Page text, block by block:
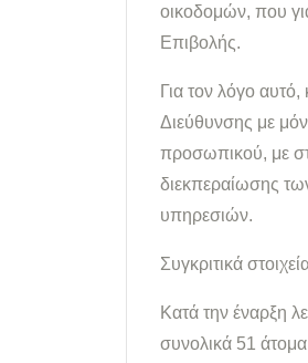
οικοδομών, που
Επιβολής.
Για τον λόγο
Διεύθυνσης με
προσωπικού, με
διεκπεραίωσης
υπηρεσιών.
Συγκριτικά
Κατά την έναρξη
συνολικά 51